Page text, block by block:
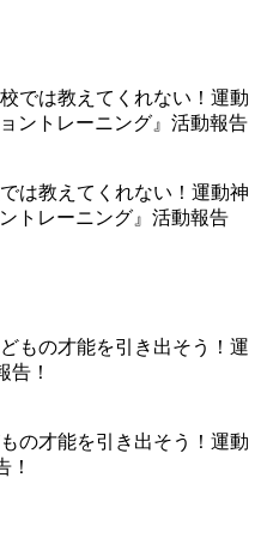
は教えてくれない！運動神
トレーニング』活動報告
の才能を引き出そう！運動
！